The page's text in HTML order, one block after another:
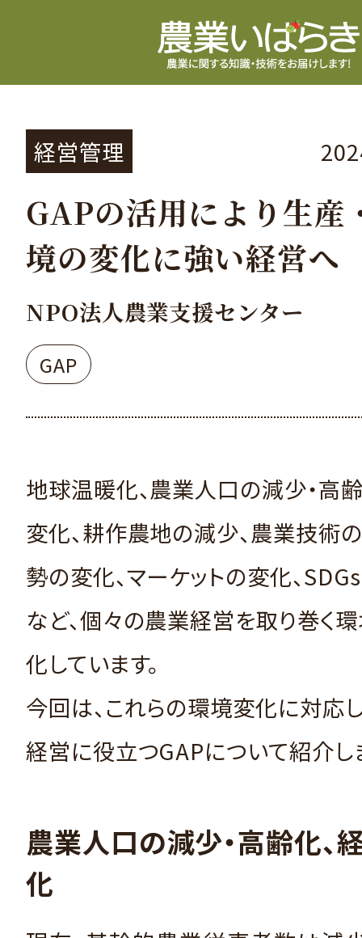
経営管理
GAPの活用により生産
境の変化に強い経営へ
NPO法人農業支援センター
GAP
地球温暖化、農業人口の減少・高
変化、耕作農地の減少、農業技術
勢の変化、マーケットの変化、
など、個々の農業経営を取り巻く
化しています。
今回は、これらの環境変化に対応
経営に役立つGAPについて紹介し
農業人口の減少・高齢化、
化